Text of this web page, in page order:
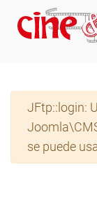
Skip to main
Advertencia
JFtp::login:
se puede